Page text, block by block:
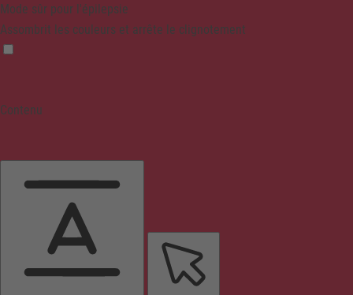
Mode sûr pour l'épilepsie
Assombrit les couleurs et arrête le clignotement
Contenu